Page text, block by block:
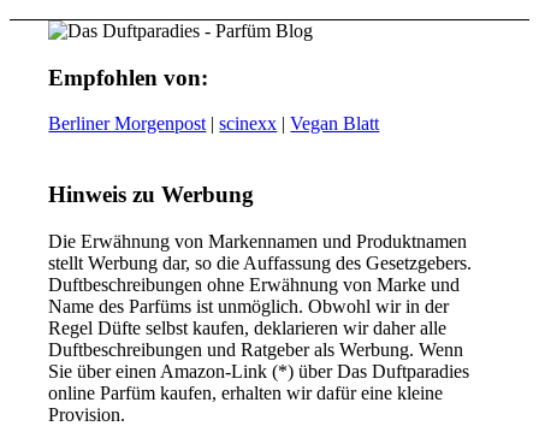
Empfohlen von:
Berliner Morgenpost | scinexx | Vegan Blatt
Hinweis zu Werbung
Die Erwähnung von Markennamen und Produktnamen
stellt Werbung dar, so die Auffassung des Gesetzgebers.
Duftbeschreibungen ohne Erwähnung von Marke und
Name des Parfüms ist unmöglich. Obwohl wir in der
Regel Düfte selbst kaufen, deklarieren wir daher alle
Duftbeschreibungen und Ratgeber als Werbung. Wenn
Sie über einen Amazon-Link (*) über Das Duftparadies
online Parfüm kaufen, erhalten wir dafür eine kleine
Provision.